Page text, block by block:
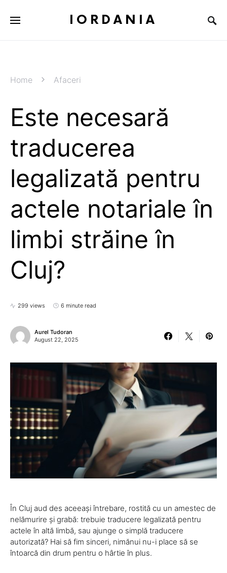
IORDANIA
Home Afaceri
Este necesară
traducerea
legalizată pentru
actele notariale în
limbi străine în
Cluj?
299 views 6 minute read
Aurel Tudoran
August 22, 2025
În Cluj aud des aceeași întrebare, rostită cu un amestec de
nelămurire și grabă: trebuie traducere legalizată pentru
actele în altă limbă, sau ajunge o simplă traducere
autorizată? Hai să fim sinceri, nimănui nu-i place să se
întoarcă din drum pentru o hârtie în plus.